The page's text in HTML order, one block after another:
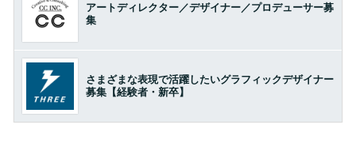
アートディレクター／デザイナー／プロデューサー募
集
さまざまな表現で活躍したいグラフィックデザイナー
募集【経験者・新卒】